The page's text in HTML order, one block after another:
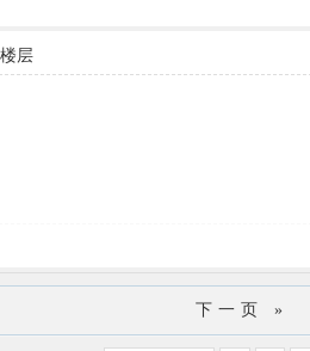
层
下一页 »